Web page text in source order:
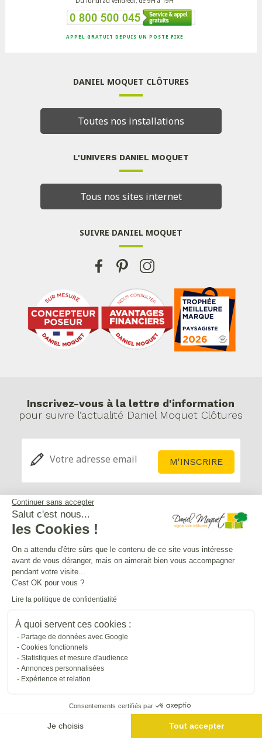
Continuer sans accepter
Salut c'est nous...
les Cookies !
On a attendu d'être sûrs que le contenu de ce site vous intéresse
avant de vous déranger, mais on aimerait bien vous accompagner
pendant votre visite...
C'est OK pour vous ?
Lire la politique de confidentialité
À quoi servent ces cookies :
Partage de données avec Google
Cookies fonctionnels
Statistiques et mesure d'audience
Annonces personnalisées
Expérience et relation
Consentements certifiés par
Je choisis Tout accepter
APPEL GRATUIT DEPUIS UN POSTE FIXE
DANIEL MOQUET CLÔTURES
Toutes nos installations
L'UNIVERS DANIEL MOQUET
Tous nos sites internet
SUIVRE DANIEL MOQUET
Inscrivez-vous à la lettre d'information
pour suivre l’actualité Daniel Moquet Clôtures
Service après-vente
Mentions légales
Crédits Agence de communication
Plan du site
Gestion des cookies